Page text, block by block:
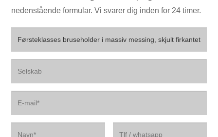
nedenstående formular. Vi svarer dig inden for 24 timer.